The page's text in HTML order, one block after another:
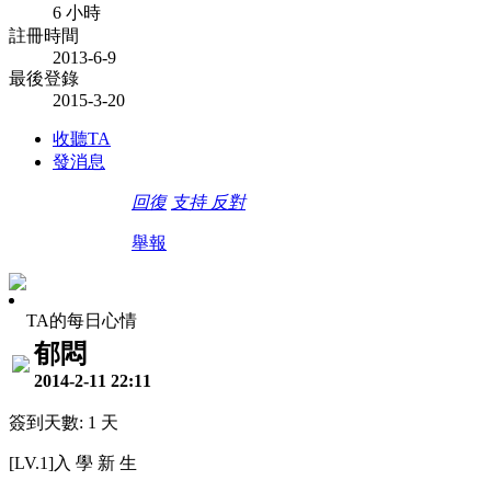
6 小時
註冊時間
2013-6-9
最後登錄
2015-3-20
收聽TA
發消息
回復 支持 反對
舉報
TA的每日心情
郁悶
2014-2-11 22:11
簽到天數: 1 天
[LV.1]入 學 新 生